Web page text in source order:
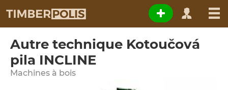
Autre technique Kotoučová
pila INCLINE
Machines à bois